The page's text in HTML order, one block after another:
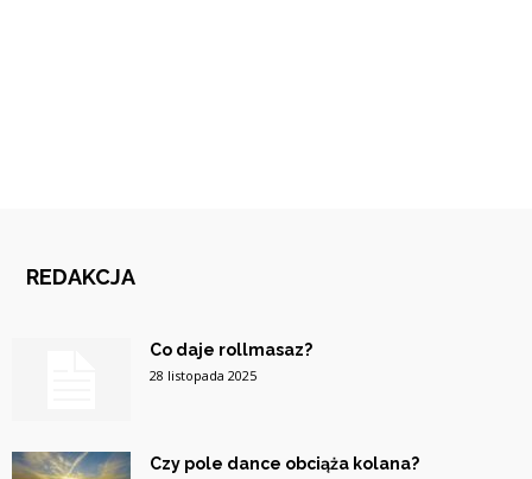
REDAKCJA
Co daje rollmasaz?
28 listopada 2025
Czy pole dance obciąża kolana?